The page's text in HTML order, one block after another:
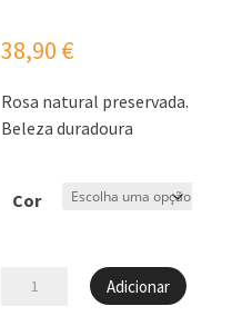
38,90 €
Rosa natural preservada.
Beleza duradoura
Cor
Quantidade
Adicionar